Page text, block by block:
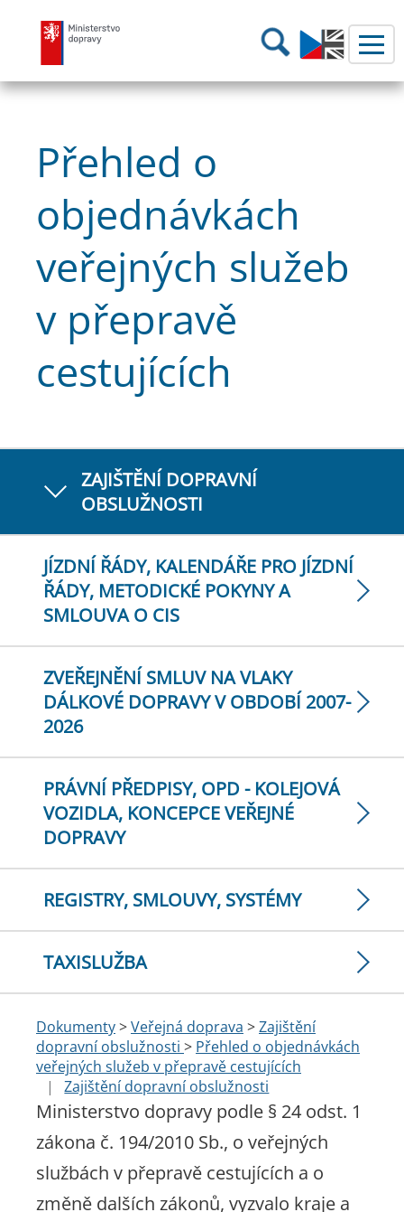
Ministerstvo dopravy Hledání
Přehled o
objednávkách
veřejných služeb
v přepravě
cestujících
ZAJIŠTĚNÍ DOPRAVNÍ
OBSLUŽNOSTI
JÍZDNÍ ŘÁDY, KALENDÁŘE PRO JÍZDNÍ
ŘÁDY, METODICKÉ POKYNY A
SMLOUVA O CIS
ZVEŘEJNĚNÍ SMLUV NA VLAKY
DÁLKOVÉ DOPRAVY V OBDOBÍ 2007-
2026
PRÁVNÍ PŘEDPISY, OPD - KOLEJOVÁ
VOZIDLA, KONCEPCE VEŘEJNÉ
DOPRAVY
REGISTRY, SMLOUVY, SYSTÉMY
TAXISLUŽBA
Dokumenty>Veřejná doprava >Zajištění
dopravní obslužnosti > Přehled o objednávkách
veřejných služeb v přepravě cestujících
|
Zajištění dopravní obslužnosti
Ministerstvo dopravy podle § 24 odst. 1
zákona č. 194/2010 Sb., o veřejných
službách v přepravě cestujících a o
změně dalších zákonů, vyzvalo kraje a